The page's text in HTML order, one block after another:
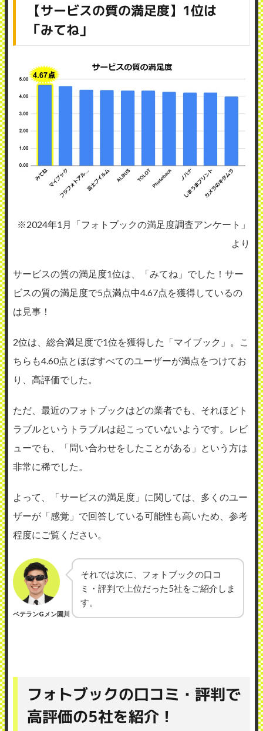
【サービスの質の満足度】1位は
「みてね」
※2024年1月「フォトブックの満足度調査アンケート」
より
サービスの質の満足度1位は、「みてね」でした！サー
ビスの質の満足度で5点満点中4.67点を獲得しているの
は見事！
2位は、総合満足度で1位を獲得した「マイブック」。こ
ちらも4.60点とほぼすべてのユーザーが満点をつけてお
り、高評価でした。
ただ、最近のフォトブックはどの業者でも、それほどト
ラブルというトラブルは起こっていないようです。レビ
ューでも、「問い合わせをしたことがある」という方は
非常に稀でした。
よって、「サービスの満足度」に関しては、多くのユー
ザーが「感覚」で回答している可能性も高いため、参考
程度にご覧ください。
ベテランGメン園川
それでは次に、フォトブックの口コ
ミ・評判で上位だった5社をご紹介しま
す。
フォトブックの口コミ・評判で
高評価の5社を紹介！